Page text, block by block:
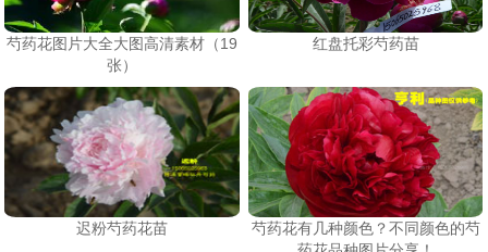
芍药花图片大全大图高清素材（19
张）
红盘托彩芍药苗
迟粉芍药花苗
芍药花有几种颜色？不同颜色的芍